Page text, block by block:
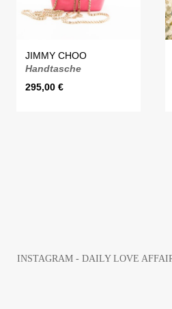
JIMMY CHOO
Handtasche
295,00 €
INSTAGRAM - DAILY LOVE